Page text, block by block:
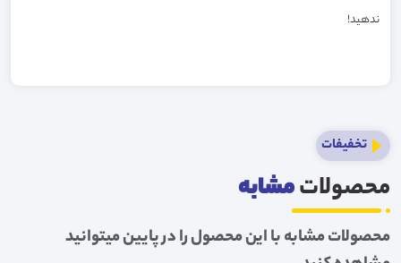
ندهید!
تخفیفات
محصولاتمشابه
محصولات مشابه با این محصول را در پایین میتوانید